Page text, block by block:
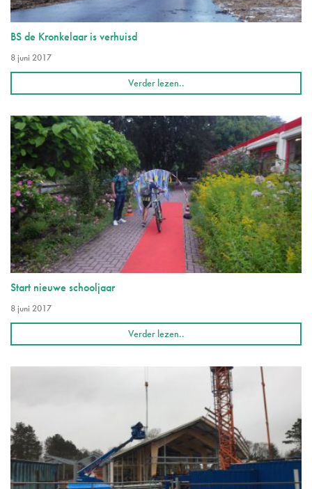
BS de Kronkelaar is verhuisd
8 juni 2017
Verder lezen..
Start nieuwe schooljaar
8 juni 2017
Verder lezen..